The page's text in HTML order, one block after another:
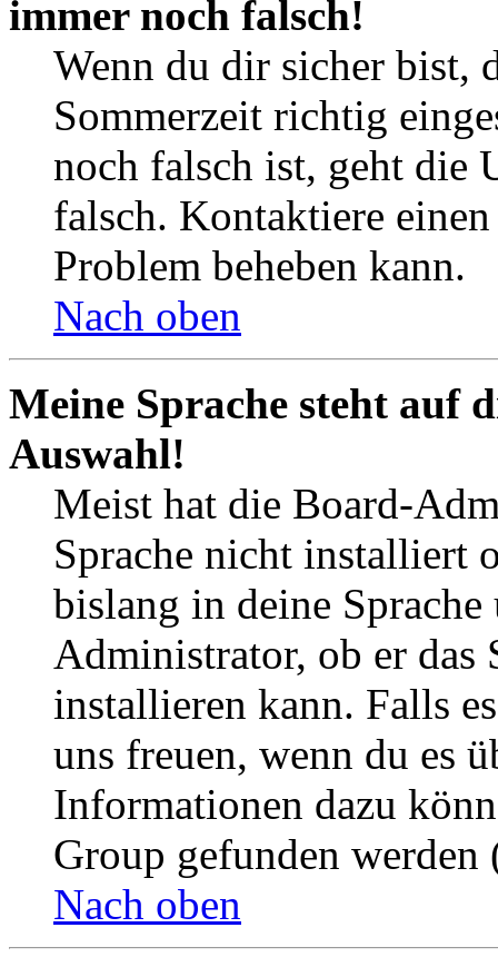
immer noch falsch!
Wenn du dir sicher bist,
Sommerzeit richtig
noch falsch ist, geht die
falsch. Kontaktiere
Problem beheben kann.
Nach oben
Meine Sprache steht auf
Auswahl!
Meist hat die Board-
Sprache nicht installiert
bislang in deine
Administrator, ob er das
installieren kann. Falls
uns freuen, wenn du es
Informationen dazu
Group gefunden
Nach oben